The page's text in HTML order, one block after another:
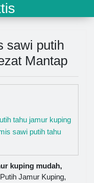
sawi putih
Mantap
tahu jamur kuping
sawi putih tahu
kuping mudah,
Jamur Kuping,